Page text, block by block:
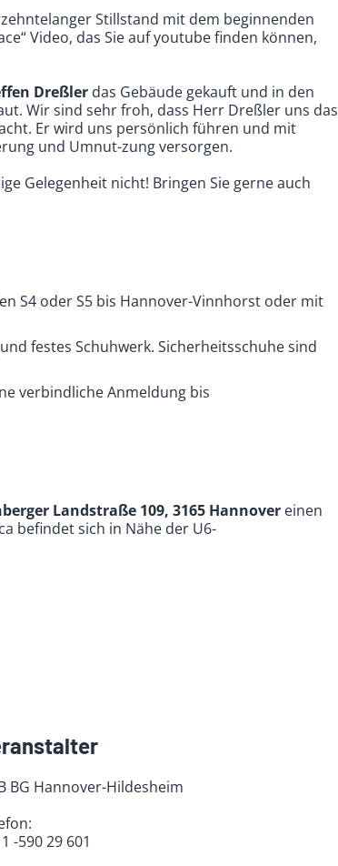
Stillstand mit dem beginnenden
Video, das Sie auf youtube finden können,
Dreßler das Gebäude gekauft und in den
Wir sind sehr froh, dass Herr Dreßler uns das
Er wird uns persönlich führen und mit
und Umnut-zung versorgen.
Gelegenheit nicht! Bringen Sie gerne auch
S4 oder S5 bis Hannover-Vinnhorst oder mit
festes Schuhwerk. Sicherheitsschuhe sind
verbindliche Anmeldung bis
Landstraße 109, 3165 Hannover einen
befindet sich in Nähe der U6-
BG Hannover-Hildesheim
-590 29 601